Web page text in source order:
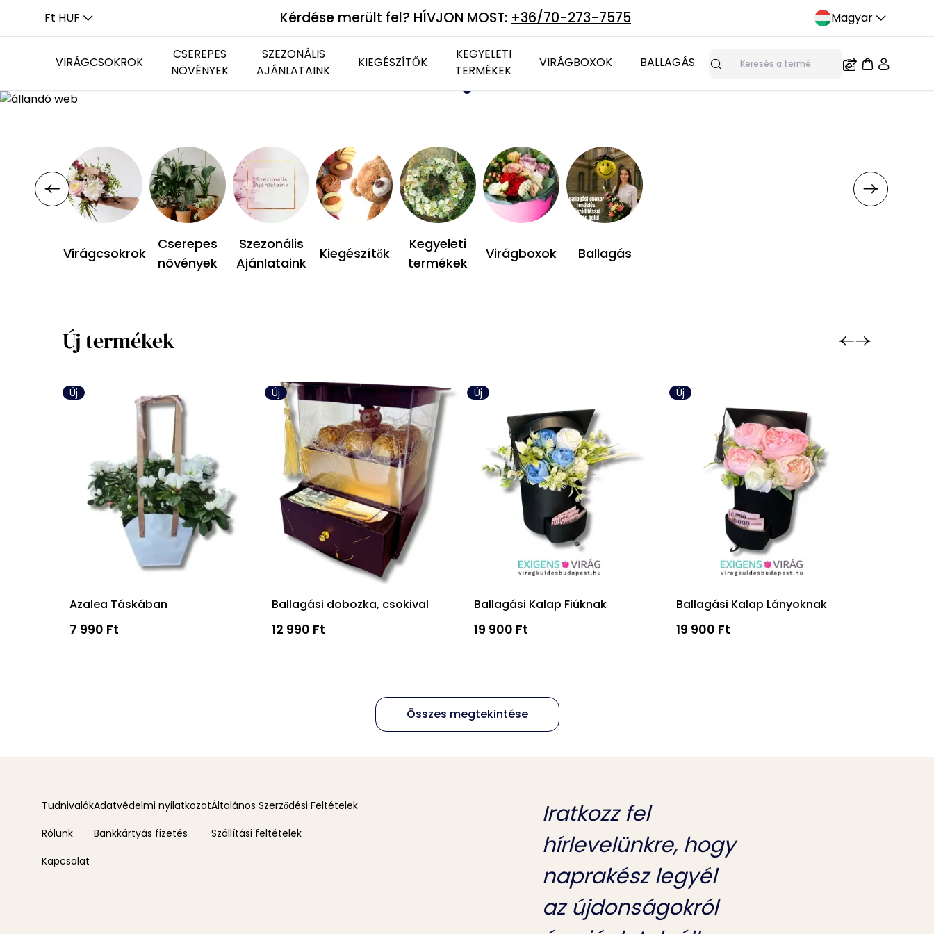
Ft HUF Kérdése merült fel? HÍVJON MOST: +36/70-273-7575 Magyar
VIRÁGCSOKROK
Hosszúkás csokrok
CSEREPES
NÖVÉNYEK
Zöld növények
SZEZONÁLIS
AJÁNLATAINK
KIEGÉSZÍTŐK
Plüss állatok
KEGYELETI
TERMÉKEK
VIRÁGBOXOK
Élő virág
BALLAGÁS
Keresés
Virágcsokrok
Cserepes
növények
Szezonális
Ajánlataink
Kiegészítők
Kegyeleti
termékek
Virágboxok Ballagás
Új termékek
Új
Azalea Táskában
7 990 Ft
Új
Ballagási dobozka, csokival
12 990 Ft
Új
Ballagási Kalap Fiúknak
19 900 Ft
Új
Ballagási Kalap Lányoknak
19 900 Ft
Összes megtekintése
Tudnivalók
Rólunk
Kapcsolat
Adatvédelmi nyilatkozat
Bankkártyás fizetés
Általános Szerződési Feltételek
Szállítási feltételek
Iratkozz fel
hírlevelünkre, hogy
naprakész legyél
az újdonságokról